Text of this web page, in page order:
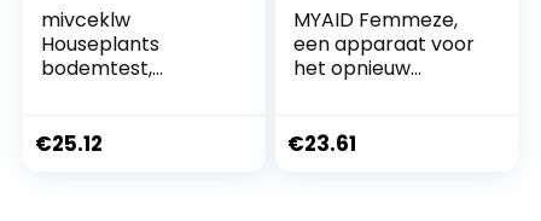
mivceklw
Houseplants
bodemtest,
voor planten,
€25.12
MYAID Femmeze,
een apparaat voor
het opnieuw
het verlichten van
€23.61